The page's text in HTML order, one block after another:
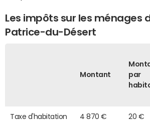
Les impôts sur les ménages
Patrice-du-Désert
Montant
par
Taxe d'habitation 4 870 € 20 €